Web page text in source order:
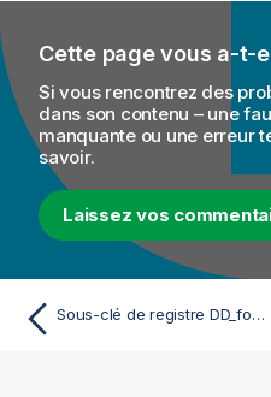
Cette page vous a-t-
Si vous rencontrez des
dans son contenu – une
manquante ou une erreur
savoir.
Laissez vos
Sous-clé de registre DD_for_SQLServer